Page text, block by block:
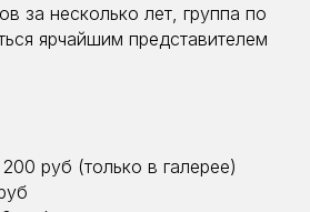
за несколько лет, группа по
ярчайшим представителем
руб (только в галерее)